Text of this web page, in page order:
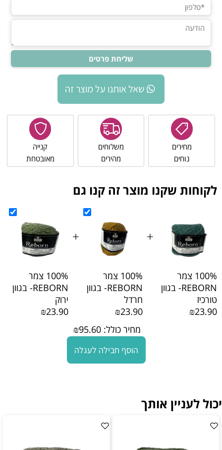
שאל אותנו על מוצר זה
מחירים
נוחים
משלוחים
מהירים
קנייה
מאובטחת
לקוחות שקנו מוצר זה קנו גם
100% צמר
REBORN- בגוון
טורכיז
₪23.90
+
100% צמר
REBORN- בגוון
חרדל
₪23.90
+
100% צמר
REBORN- בגוון
ירוק
₪23.90
מחיר כולל: ₪95.60
הוסף חבילה לעגלה
יכול לעניין אותך